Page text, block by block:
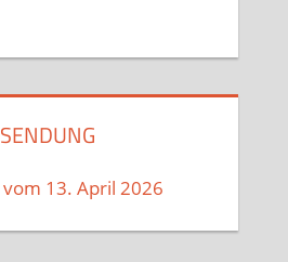
vom 13. April 2026